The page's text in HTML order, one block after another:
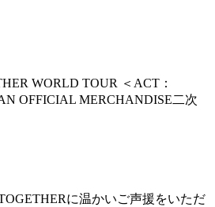
WORLD TOUR ＜ACT：
OFFICIAL MERCHANDISE二次
に温かいご声援をいただ